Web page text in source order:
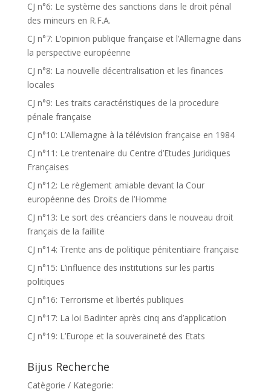
CJ n°6: Le système des sanctions dans le droit pénal
des mineurs en R.F.A.
CJ n°7: L’opinion publique française et l’Allemagne dans
la perspective européenne
CJ n°8: La nouvelle décentralisation et les finances
locales
CJ n°9: Les traits caractéristiques de la procedure
pénale française
CJ n°10: L’Allemagne à la télévision française en 1984
CJ n°11: Le trentenaire du Centre d’Etudes Juridiques
Françaises
CJ n°12: Le règlement amiable devant la Cour
européenne des Droits de l’Homme
CJ n°13: Le sort des créanciers dans le nouveau droit
français de la faillite
CJ n°14: Trente ans de politique pénitentiaire française
CJ n°15: L’influence des institutions sur les partis
politiques
CJ n°16: Terrorisme et libertés publiques
CJ n°17: La loi Badinter après cinq ans d’application
CJ n°19: L’Europe et la souveraineté des Etats
Bijus Recherche
Catègorie / Kategorie: